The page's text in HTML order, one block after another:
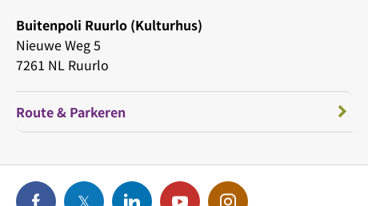
Buitenpoli Ruurlo (Kulturhus)
Nieuwe Weg 5
7261 NL Ruurlo
Route & Parkeren